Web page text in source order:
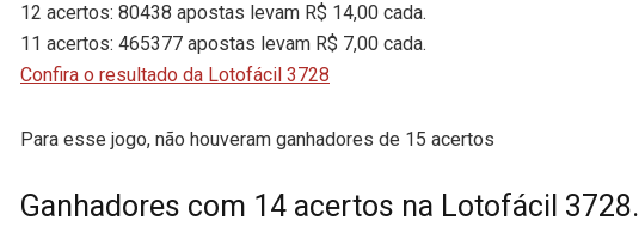
12 acertos: 80438 apostas levam R$ 14,00 cada.
11 acertos: 465377 apostas levam R$ 7,00 cada.
Confira o resultado da Lotofácil 3728
Para esse jogo, não houveram ganhadores de 15 acertos
Ganhadores com 14 acertos na Lotofácil 3728.